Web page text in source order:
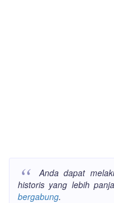
Anda dapat
historis yang lebih
bergabung.